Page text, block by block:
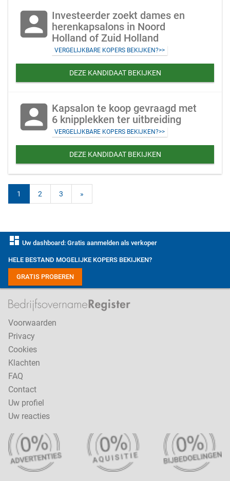
account_box Investeerder zoekt dames en
herenkapsalons in Noord
Holland of Zuid Holland
VERGELIJKBARE KOPERS BEKIJKEN?>>
DEZE KANDIDAAT BEKIJKEN
account_box Kapsalon te koop gevraagd met
6 knipplekken ter uitbreiding
VERGELIJKBARE KOPERS BEKIJKEN?>>
DEZE KANDIDAAT BEKIJKEN
1 2 3 »
dashboard Uw dashboard: Gratis aanmelden als verkoper
HELE BESTAND MOGELIJKE KOPERS BEKIJKEN?
GRATIS PROBEREN
Voorwaarden
Privacy
Cookies
Klachten
FAQ
Contact
Uw profiel
Uw reacties